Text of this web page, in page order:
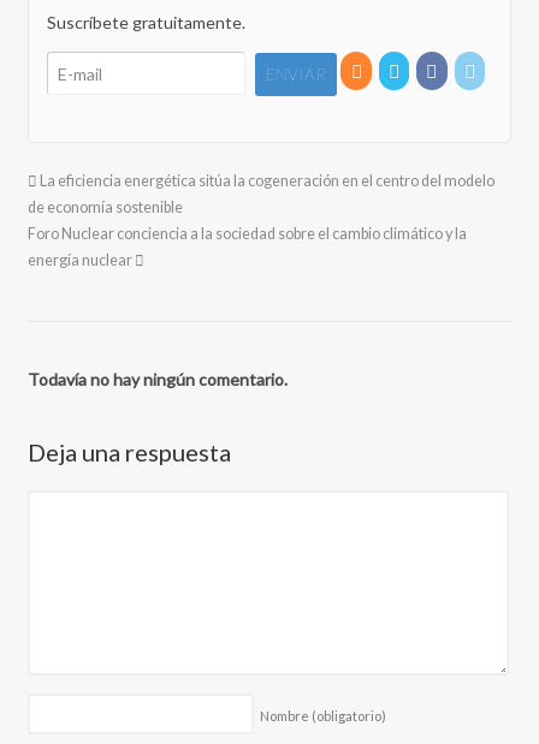
Suscríbete gratuitamente.
La eficiencia energética sitúa la cogeneración en el centro del modelo
de economía sostenible
Foro Nuclear conciencia a la sociedad sobre el cambio climático y la
energía nuclear
Todavía no hay ningún comentario.
Deja una respuesta
Nombre (obligatorio)